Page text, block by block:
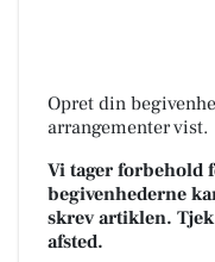
Opret din
arrangementer vist.
Vi tager forbehold
begivenhederne
skrev artiklen.
afsted.